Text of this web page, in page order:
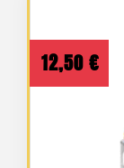
12,50 €